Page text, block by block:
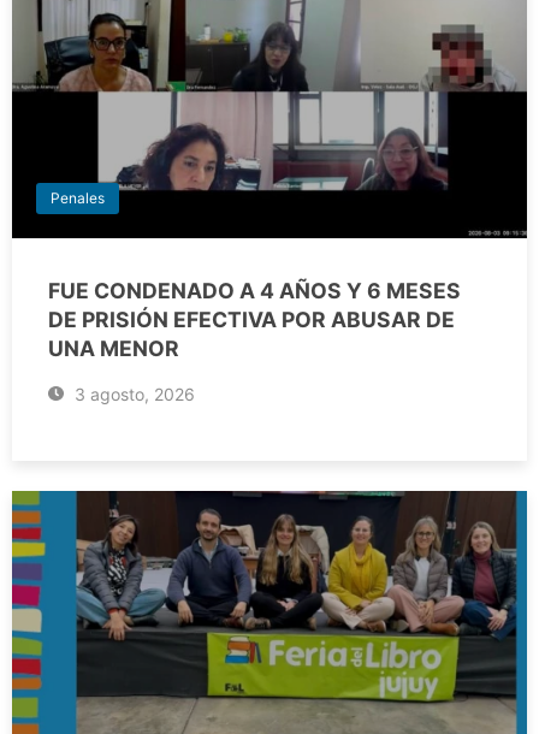
Penales
FUE CONDENADO A 4 AÑOS Y 6 MESES
DE PRISIÓN EFECTIVA POR ABUSAR DE
UNA MENOR
3 agosto, 2026